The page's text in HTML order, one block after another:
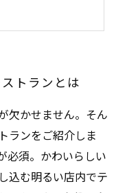
トランとは
欠かせません。そん
ランをご紹介しま
必須。かわいらしい
込む明るい店内でテ